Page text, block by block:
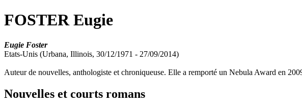
FOSTER Eugie
Eugie Foster
Etats-Unis (Urbana, Illinois, 30/12/1971 - 27/09/2014)
Auteur de nouvelles, anthologiste et chroniqueuse. Elle a remporté un Nebula Award en
Nouvelles et courts romans